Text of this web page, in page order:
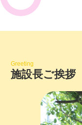
Greeting
施設長ご挨拶